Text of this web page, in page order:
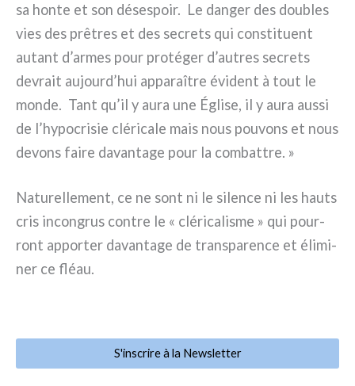
sa hon­te et son dése­spoir. Le dan­ger des dou­bles
vies des prê­tres et des secre­ts qui con­sti­tuent
autant d’armes pour pro­té­ger d’autres secre­ts
devrait aujourd’hui appa­raî­tre évi­dent à tout le
mon­de. Tant qu’il y aura une Église, il y aura aus­si
de l’hypocrisie clé­ri­ca­le mais nous pou­vons et nous
devons fai­re davan­ta­ge pour la com­bat­tre. »
Naturellement, ce ne sont ni le silen­ce ni les hau­ts
cris incon­grus con­tre le « clé­ri­ca­li­sme » qui pour­
ront appor­ter davan­ta­ge de trans­pa­ren­ce et éli­mi­
ner ce fléau.
S'inscrire à la Newsletter